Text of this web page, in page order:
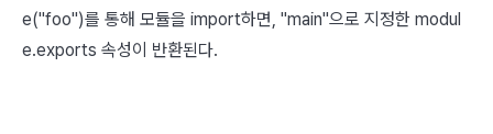
e("foo")를 통해 모듈을 import하면, "main"으로 지정한 modul
e.exports 속성이 반환된다.